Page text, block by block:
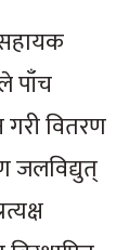
पाँच
वितरण
जलविद्युत्